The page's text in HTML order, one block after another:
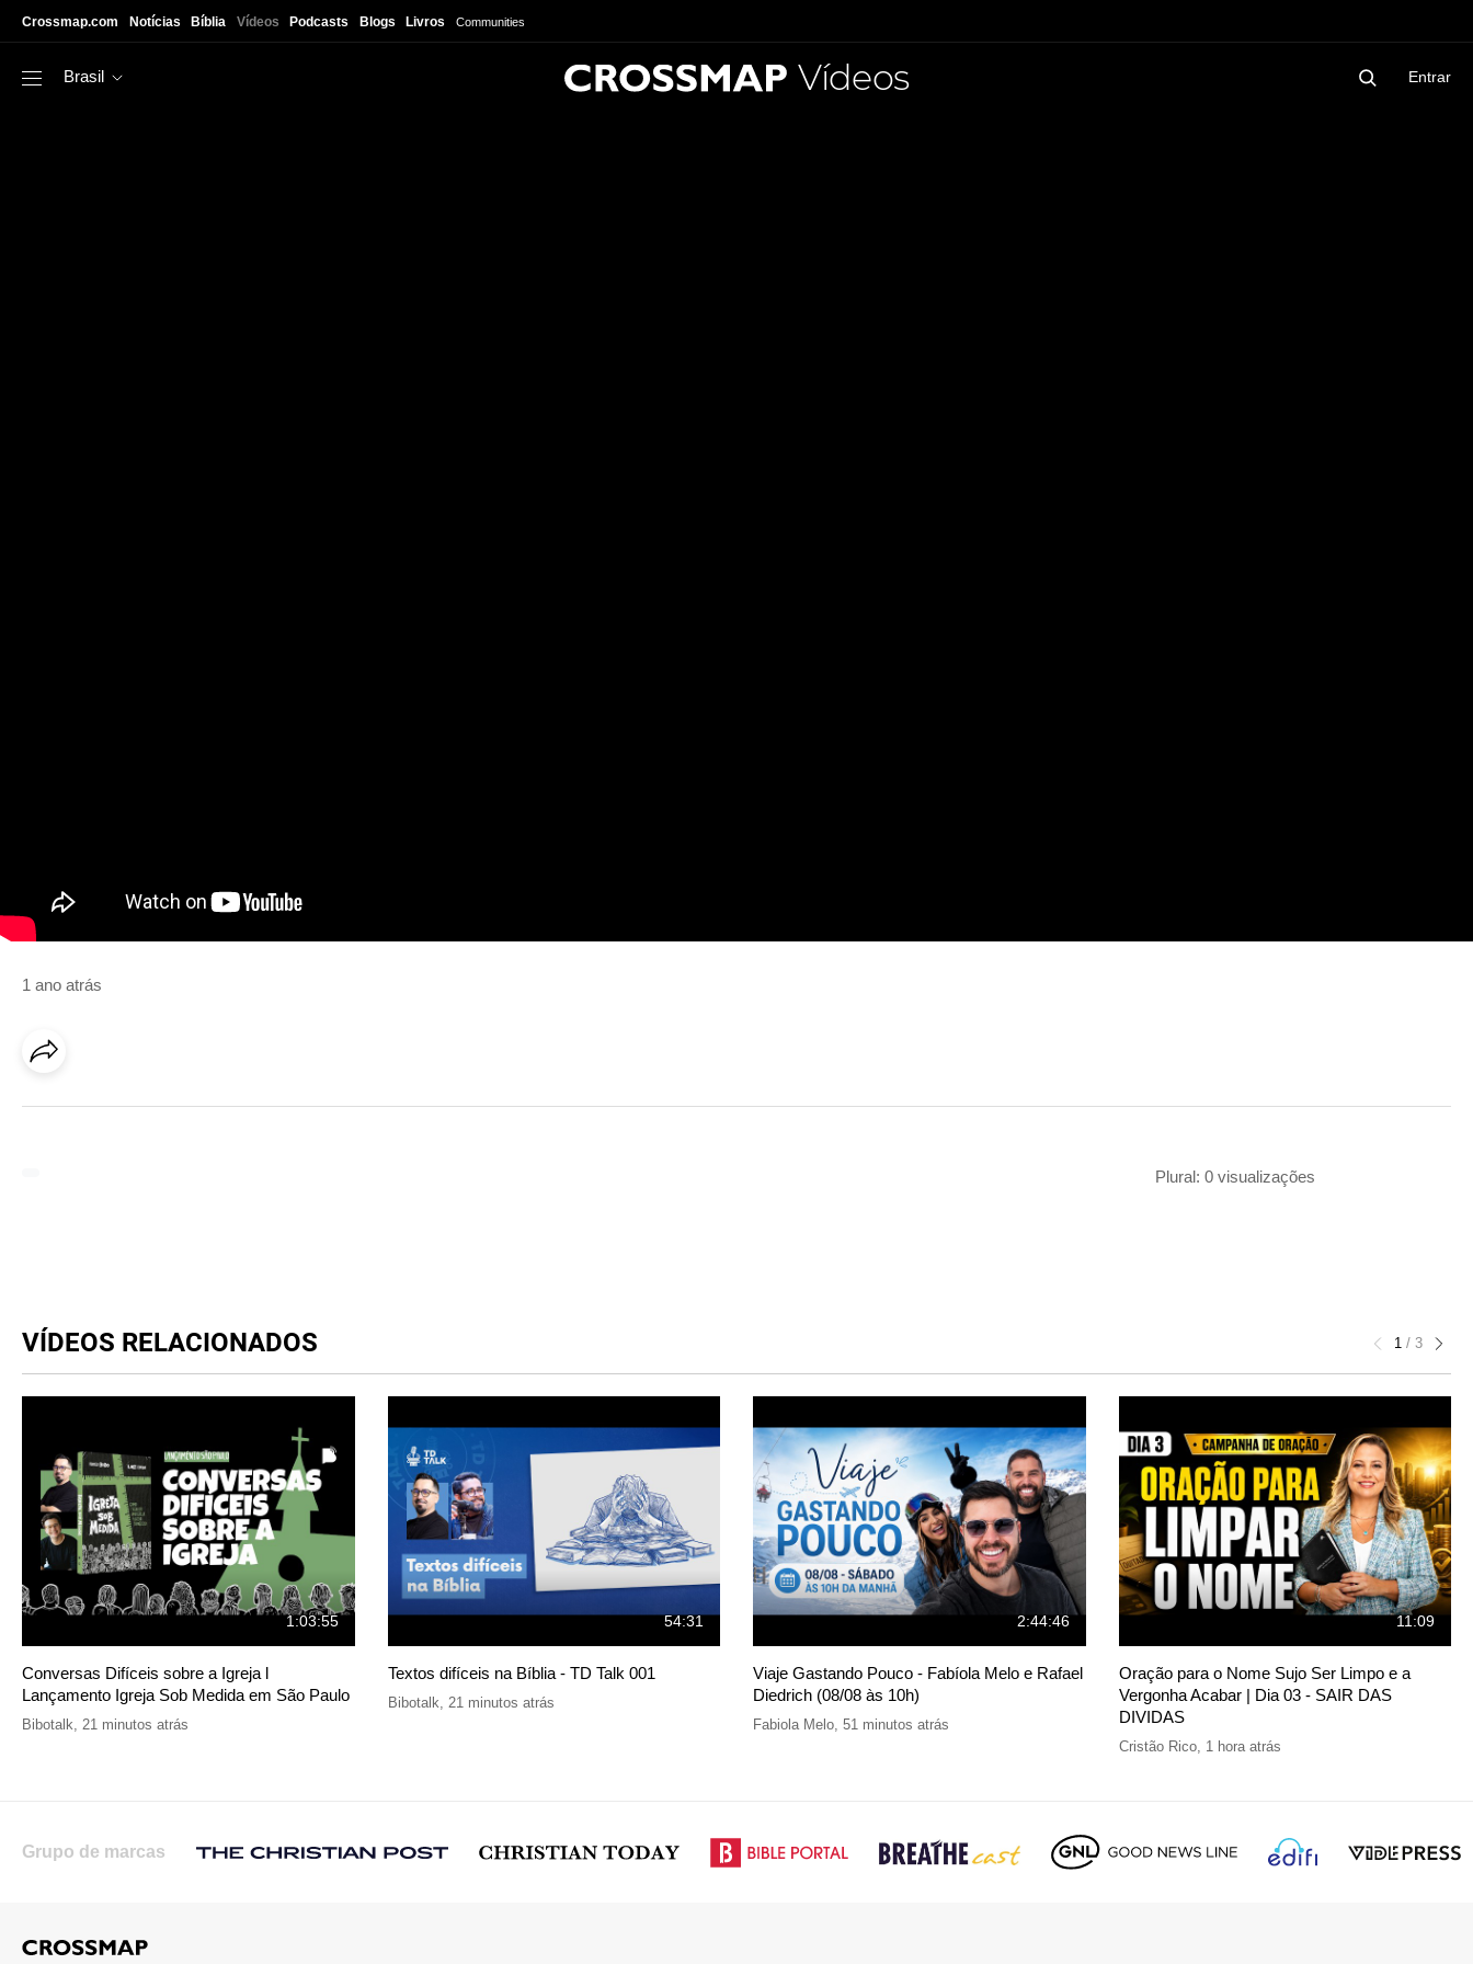
Crossmap.com Notícias Bíblia Vídeos Podcasts Blogs Livros Communities
Brasil Vídeos Entrar
1 ano atrás
Plural: 0 visualizações
VÍDEOS RELACIONADOS 1 / 3
1:03:55
Conversas Difíceis sobre a Igreja l
Lançamento Igreja Sob Medida em São Paulo
Bibotalk 21 minutos atrás
54:31
Textos difíceis na Bíblia - TD Talk 001
Bibotalk 21 minutos atrás
2:44:46
Viaje Gastando Pouco - Fabíola Melo e Rafael
Diedrich (08/08 às 10h)
Fabiola Melo 51 minutos atrás
11:09
Oração para o Nome Sujo Ser Limpo e a
Vergonha Acabar | Dia 03 - SAIR DAS
DIVIDAS
Cristão Rico, 1 hora atrás
Grupo de marcas